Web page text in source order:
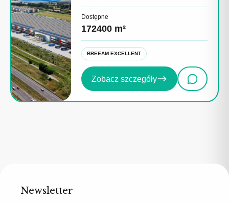
Dostępne
172400 m²
BREEAM EXCELLENT
Zobacz szczegóły
Newsletter